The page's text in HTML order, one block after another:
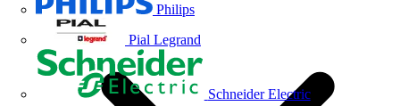
Philips
Pial Legrand
Schneider Electric